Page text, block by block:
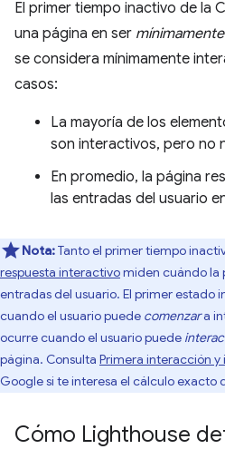
El primer tiempo inactivo de la
una página en ser mínimamente
se considera mínimamente
casos:
La mayoría de los
son interactivos, pero no
En promedio, la página
las entradas del usuario
Nota:Tanto el primer tiempo
respuesta interactivomiden cuándo la
entradas del usuario. El primer estado
cuando el usuario puede comenzara
ocurre cuando el usuario puede
página. Consulta Primera interacción
Google si te interesa el cálculo exacto
Cómo Lighthouse